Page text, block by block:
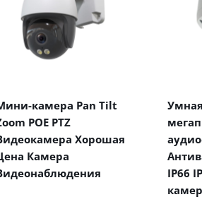
камера Pan Tilt
POE PTZ
Хорошая
Камера
IP66